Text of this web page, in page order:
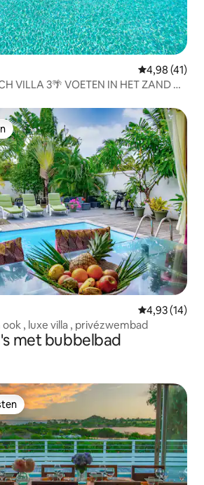
Gemiddelde
4,98 (41)
VILLA 3🌴 VOETEN IN HET ZAND 🌴
Gemiddelde
4,93 (14)
Orient Bay Hoe dan ook , luxe villa , privézwembad
met bubbelbad